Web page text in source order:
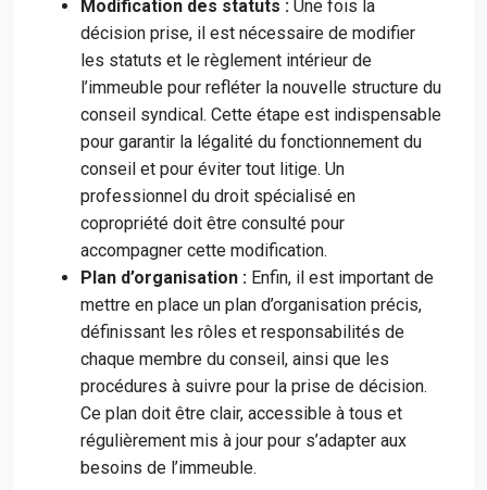
Modification des statuts : Une fois la
décision prise, il est nécessaire de modifier
les statuts et le règlement intérieur de
l’immeuble pour refléter la nouvelle structure du
conseil syndical. Cette étape est indispensable
pour garantir la légalité du fonctionnement du
conseil et pour éviter tout litige. Un
professionnel du droit spécialisé en
copropriété doit être consulté pour
accompagner cette modification.
Plan d’organisation : Enfin, il est important de
mettre en place un plan d’organisation précis,
définissant les rôles et responsabilités de
chaque membre du conseil, ainsi que les
procédures à suivre pour la prise de décision.
Ce plan doit être clair, accessible à tous et
régulièrement mis à jour pour s’adapter aux
besoins de l’immeuble.